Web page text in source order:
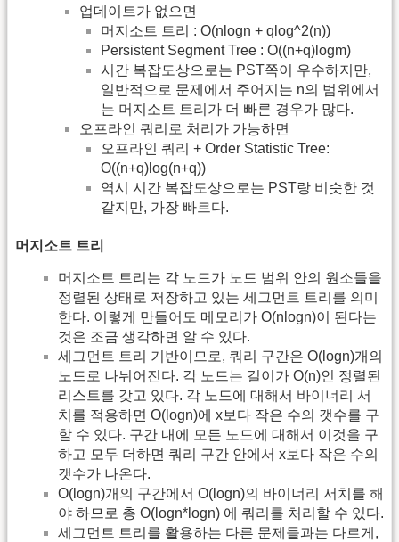
업데이트가 없으면
머지소트 트리 : O(nlogn + qlog^2(n))
Persistent Segment Tree : O((n+q)logm)
시간 복잡도상으로는 PST쪽이 우수하지만,
일반적으로 문제에서 주어지는 n의 범위에서
는 머지소트 트리가 더 빠른 경우가 많다.
오프라인 쿼리로 처리가 가능하면
오프라인 쿼리 + Order Statistic Tree:
O((n+q)log(n+q))
역시 시간 복잡도상으로는 PST랑 비슷한 것
같지만, 가장 빠르다.
머지소트 트리
머지소트 트리는 각 노드가 노드 범위 안의 원소들을
정렬된 상태로 저장하고 있는 세그먼트 트리를 의미
한다. 이렇게 만들어도 메모리가 O(nlogn)이 된다는
것은 조금 생각하면 알 수 있다.
세그먼트 트리 기반이므로, 쿼리 구간은 O(logn)개의
노드로 나뉘어진다. 각 노드는 길이가 O(n)인 정렬된
리스트를 갖고 있다. 각 노드에 대해서 바이너리 서
치를 적용하면 O(logn)에 x보다 작은 수의 갯수를 구
할 수 있다. 구간 내에 모든 노드에 대해서 이것을 구
하고 모두 더하면 쿼리 구간 안에서 x보다 작은 수의
갯수가 나온다.
O(logn)개의 구간에서 O(logn)의 바이너리 서치를 해
야 하므로 총 O(logn*logn) 에 쿼리를 처리할 수 있다.
세그먼트 트리를 활용하는 다른 문제들과는 다르게,